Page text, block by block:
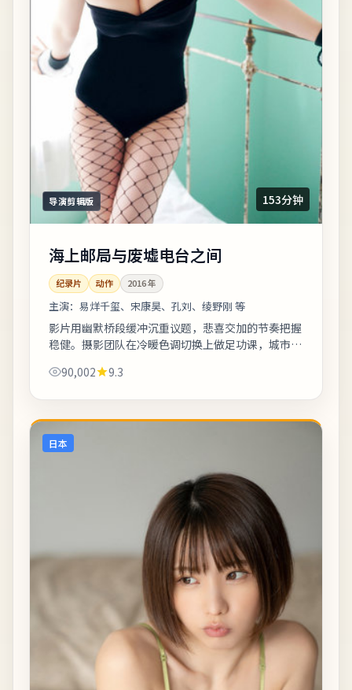
导演剪辑版 153分钟
海上邮局与废墟电台之间
纪录片 动作 2016年
主演： 易烊千玺、宋康昊、孔刘、绫野刚 等
影片用幽默桥段缓冲沉重议题，悲喜交加的节奏把握
稳健。摄影团队在冷暖色调切换上做足功课，城市霓
拍摄，旅行爱好者可按图索骥打卡。《海上...
90,002 9.3
日本